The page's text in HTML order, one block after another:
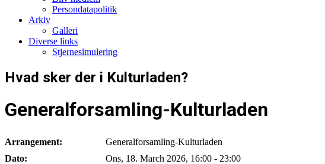
Persondatapolitik
Arkiv
Galleri
Diverse links
Stjernesimulering
Hvad sker der i Kulturladen?
Generalforsamling-Kulturladen
Arrangement:
Generalforsamling-Kulturladen
Dato:
Ons, 18. March 2026, 16:00 - 23:00